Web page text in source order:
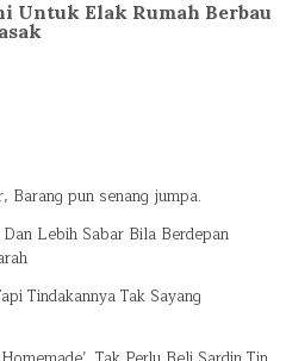
Untuk Elak Rumah Berbau
pun senang jumpa.
Lebih Sabar Bila Berdepan
Tindakannya Tak Sayang